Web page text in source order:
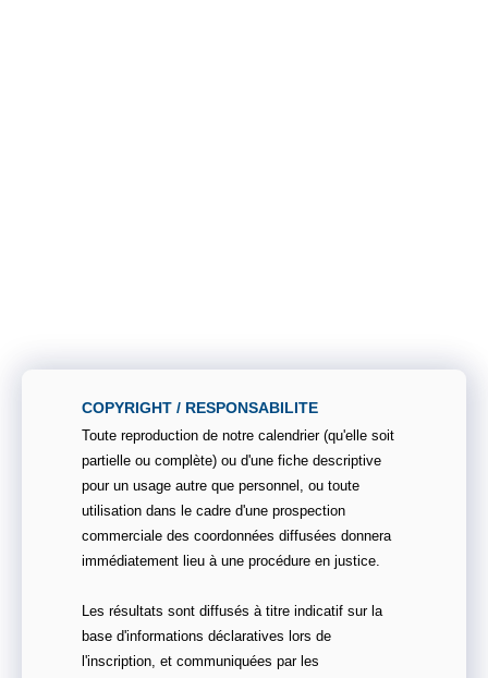
COPYRIGHT / RESPONSABILITE
Toute reproduction de notre calendrier (qu'elle soit
partielle ou complète) ou d'une fiche descriptive
pour un usage autre que personnel, ou toute
utilisation dans le cadre d'une prospection
commerciale des coordonnées diffusées donnera
immédiatement lieu à une procédure en justice.
Les résultats sont diffusés à titre indicatif sur la
base d'informations déclaratives lors de
l'inscription, et communiquées par les